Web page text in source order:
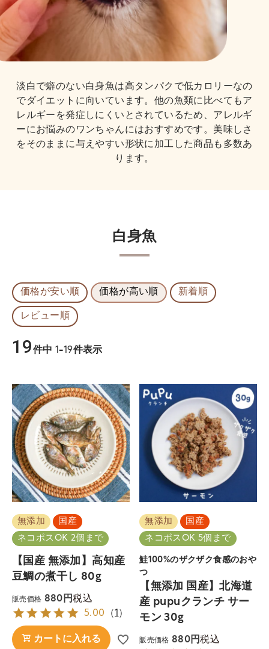
淡白で癖のない白身魚は高タンパクで低カロリーなの
でダイエットに向いています。他の魚類に比べてもア
レルギーを発症しにくいとされているため、アレルギ
ーにお悩みのワンちゃんにはおすすめです。美味しさ
をそのままに与えやすい形状に加工した商品も多数あ
ります。
白身魚
価格が安い順 価格が高い順 新着順
レビュー順
19件中 1-19件表示
無添加
国産
ネコポスOK 2個まで
【国産 無添加】高知産
豆鯛の煮干し 80g
販売価格 880 税込
5.00 （1 ）
カートに入れる
無添加
国産
ネコポスOK 5個まで
鮭100%のザクザク食感のおや
つ
【無添加 国産】北海道
産 pupuクランチ サー
モン 30g
販売価格 880 税込